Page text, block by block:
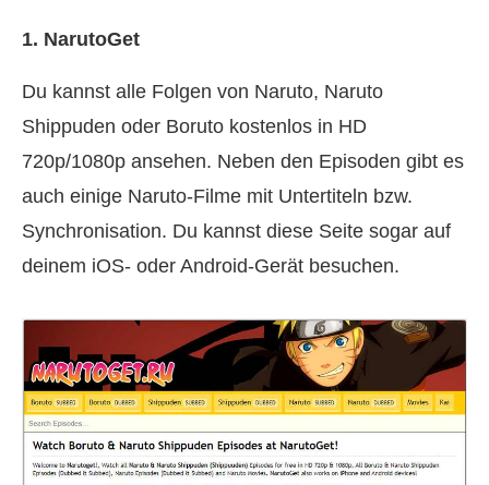
1. NarutoGet
Du kannst alle Folgen von Naruto, Naruto
Shippuden oder Boruto kostenlos in HD
720p/1080p ansehen. Neben den Episoden gibt es
auch einige Naruto-Filme mit Untertiteln bzw.
Synchronisation. Du kannst diese Seite sogar auf
deinem iOS- oder Android-Gerät besuchen.